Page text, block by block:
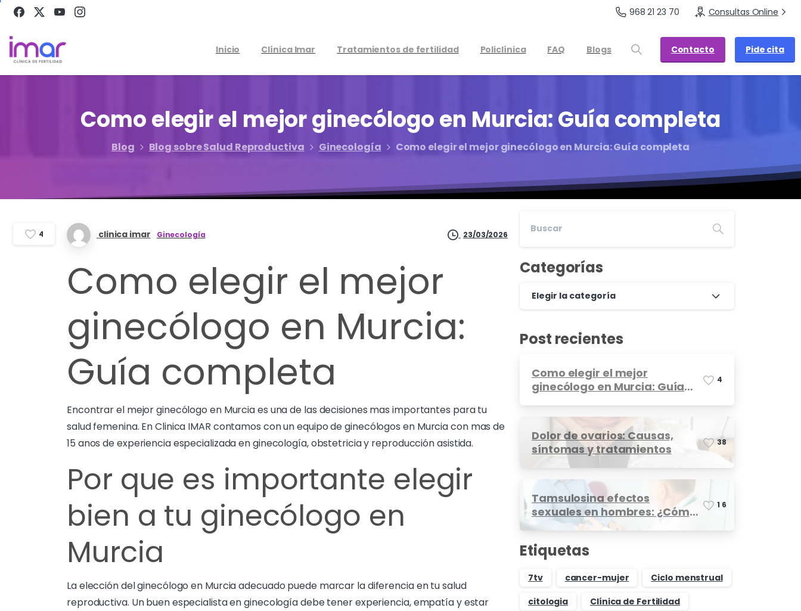
968 21 23 70 Consultas Online
Inicio Clínica Imar Tratamientos de fertilidad Policlínica FAQ Blogs Contacto Pide cita
Comoelegirel mejorginecólogoen Murcia:Guíacompleta
Blog Blog sobre Salud Reproductiva Ginecología Como elegir el mejor ginecólogo en Murcia: Guía completa
clinica imar Ginecología 23/03/2026
Como elegir el mejor
ginecólogo en Murcia:
Guía completa
Encontrar el mejor ginecólogo en Murcia es una de las decisiones mas importantes para tu
salud femenina. En Clinica IMAR contamos con un equipo de ginecólogos en Murcia con mas de
15 anos de experiencia especializada en ginecología, obstetricia y reproducción asistida.
Por que es importante elegir
bien a tu ginecólogo en
Murcia
La elección del ginecólogo en Murcia adecuado puede marcar la diferencia en tu salud
reproductiva. Un buen especialista en ginecología debe tener experiencia, empatía y estar
4
Categorías
Elegir la categoría
Post recientes
Como elegir el mejor
ginecólogo en Murcia: Guía
4
Dolor de ovarios: Causas,
síntomas y tratamientos
38
Tamsulosina efectos
sexuales en hombres: ¿Cómo
afecta?
1 6
Etiquetas
7tv cancer-mujer
Ciclo menstrual
citologia
Clínica de Fertilidad